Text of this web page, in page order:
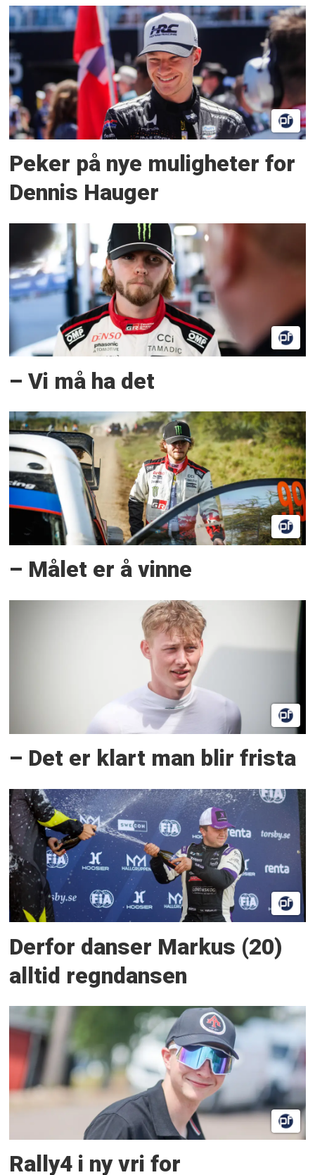
Peker på nye muligheter for
Dennis Hauger
– Vi må ha det
– Målet er å vinne
– Det er klart man blir frista
Derfor danser Markus (20)
alltid regndansen
Rally4 i ny vri for